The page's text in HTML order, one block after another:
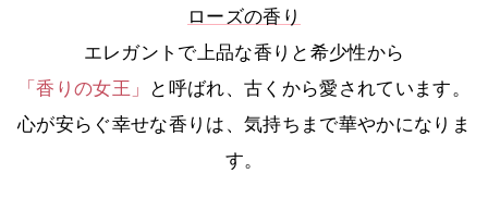
ローズの香り
エレガントで上品な香りと希少性から
「香りの女王」
と呼ばれ、古くから愛されています。
心が安らぐ幸せな香りは、気持ちまで華やかになりま
す。